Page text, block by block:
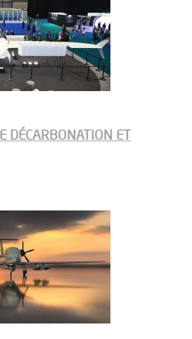
DÉCARBONATION ET